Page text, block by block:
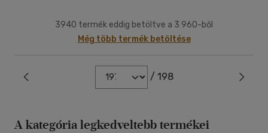
3940 termék eddig betöltve a 3 960-ből
Még több termék betöltése
/ 198
A kategória legkedveltebb termékei